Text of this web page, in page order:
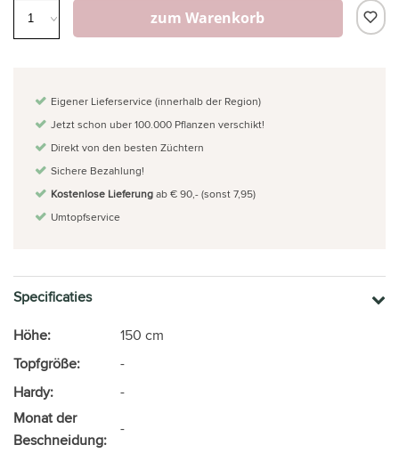
zum Warenkorb
Eigener Lieferservice (innerhalb der Region)
Jetzt schon uber 100.000 Pflanzen verschikt!
Direkt von den besten Züchtern
Sichere Bezahlung!
Kostenlose Lieferungab € 90,- (sonst 7,95)
Umtopfservice
Specificaties
Höhe:
150 cm
Topfgröße:
-
Hardy:
-
Monat der
Beschneidung:
-